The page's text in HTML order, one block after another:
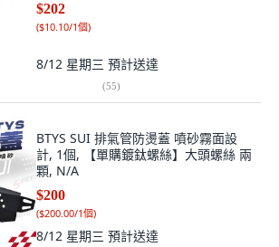
$202
($10.10/1個)
8/12 星期三 預計送達
(55)
BTYS SUI 排氣管防燙蓋 噴砂霧面設
計, 1個, 【單購鍍鈦螺絲】大頭螺絲 兩
顆, N/A
$200
($200.00/1個)
8/12 星期三 預計送達